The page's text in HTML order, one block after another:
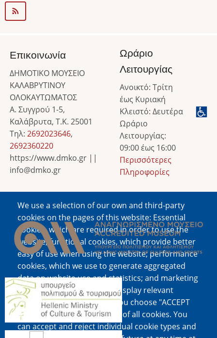
We use a selection of our own and third-party
cookies on the pages of this website: Essential
cookies, which are required in order to use the
website; functional cookies, which provide better
easy of use when using the website; performance
cookies, which we use to generate aggregated
data on website use and statistics; and marketing
cookies, which are used to display relevant
content and advertising. If you choose "ACCEPT
ALL", you consent to the use of all cookies. You
can accept and reject individual cookie types and
Επικοινωνία
ΔΗΜΟΤΙΚΟ ΜΟΥΣΕΙΟ
ΚΑΛΑΒΡΥΤΙΝΟΥ
ΟΛΟΚΑΥΤΩΜΑΤΟΣ
Α. Συγγρού 1-5,
Καλάβρυτα, Τ.Κ. 25001
Τηλ: 2692023646,
2692360220
https://www.dmko.gr ||
info@dmko.gr
Ωράριο
Λειτουργίας
Ανοικτό: Τρίτη
έως Κυριακή
Κλειστό: Δευτέρα
Ωράριο
Λειτουργίας:
09:00 έως 16:00
Περισσότερες
Πληροφορίες
Image
Image